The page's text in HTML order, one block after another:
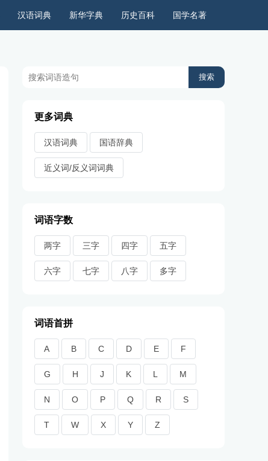
国学名著
历史百科
新华字典
汉语词典
更多词典
汉语词典 国语辞典
近义词/反义词词典
词语字数
两字 三字 四字 五字
六字 七字 八字 多字
词语首拼
A B C D E F
G H J K L M
N O P Q R S
T W X Y Z